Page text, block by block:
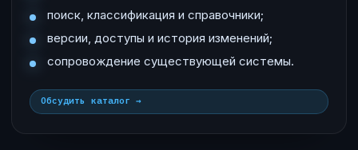
поиск, классификация и справочники;
версии, доступы и история изменений;
сопровождение существующей системы.
Обсудить каталог